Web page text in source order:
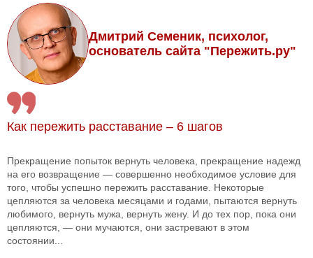
Дмитрий Семеник, психолог,
основатель сайта "Пережить.ру"
Как пережить расставание – 6 шагов
Прекращение попыток вернуть человека, прекращение надежд
на его возвращение — совершенно необходимое условие для
того, чтобы успешно пережить расставание. Некоторые
цепляются за человека месяцами и годами, пытаются вернуть
любимого, вернуть мужа, вернуть жену. И до тех пор, пока они
цепляются, — они мучаются, они застревают в этом
состоянии...